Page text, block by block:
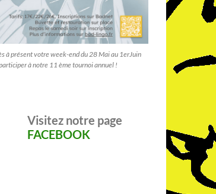
à présent votre week-end du 28 Mai au 1erJuin
à notre 11 ème tournoi annuel !
Visitez notre page
FACEBOOK